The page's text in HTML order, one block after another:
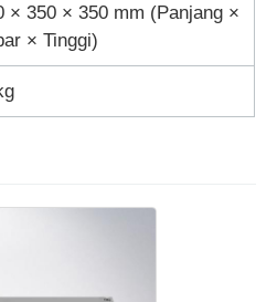
× 350 × 350 mm (Panjang ×
× Tinggi)